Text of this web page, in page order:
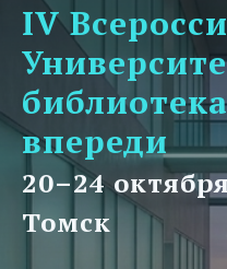
IV
впереди
20–24
Томск